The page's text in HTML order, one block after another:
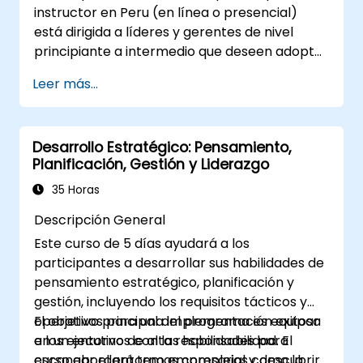
organización, gestionar el cambio de
manera efectiva y cultivar una cultura
organizacional innovadora y adaptable.
instructor en Peru (en línea o presencial)
está dirigida a líderes y gerentes de nivel
principiante a intermedio que deseen adoptar
participación del equipo, el proceso de
coaching y las conversaciones sobre
desempeño.
Leer más...
Desarrollo Estratégico: Pensamiento,
Planificación, Gestión y Liderazgo
35 Horas
Descripción General
Este curso de 5 días ayudará a los
participantes a desarrollar sus habilidades de
pensamiento estratégico, planificación y
gestión, incluyendo los requisitos tácticos y
operativos para una implementación exitosa
en un entorno de alta responsabilidad. El
El objetivo principal del programa es equipar
a los ejecutivos con las habilidades para